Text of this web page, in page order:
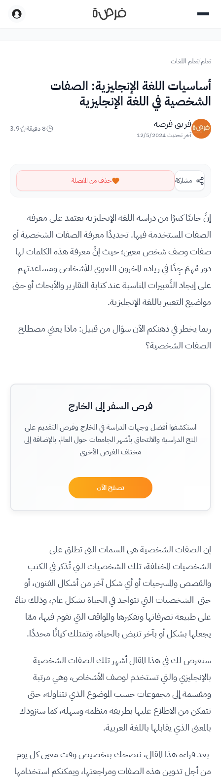
تعلم/تعلم اللغات
أساسيات اللغة الإنجليزية: الصفات
الشخصية في اللغة الإنجليزية
فريق فرصة
آخر تحديث12/5/2024
8 دقيقة 3.9
مشاركة حذف من المفضلة
إنَّ جانبًا كبيرًا من دراسة اللغة الإنجليزية يعتمد على معرفة
الصفات المستخدمة فيها. تحديدًا معرفة الصفات الشخصية أو
صفات وصف شخص معين؛ حيث إنَّ معرفة هذه الكلمات لها
دور مُهمّ جِدًا في زيادة المخزون اللغوي للأشخاص ومساعدتهم
على إيجاد التَّعبيرات المناسبة عند كتابة التقارير والأبحاث أو حتى
مواضيع التعبير باللغة الإنجليزية.
ربما يخطر في ذهنكم الآن سؤال من قبيل: ماذا يعني مصطلح
الصفات الشخصية؟
فرص السفر إلى الخارج
استكشفوا أفضل وجهات الدراسة في الخارج وفرص التقديم على
المنح الدراسية والالتحاق بأشهر الجامعات حول العالم، بالإضافة إلى
مختلف الفرص الأخرى
تصفح الآن
إن الصفات الشخصية هي السمات التي تطلق على
الشخصيات المختلفة، تلك الشخصيات التي تُذكر في الكتب
والقصص والمسرحيات أو أي شكل آخر من أشكال الفنون، أو
حتى الشخصيات التي تتواجد في الحياة بشكل عام، وذلك بناءً
على طبيعة تصرفاتها وتفكيرها والمواقف التي تقوم فيها، ممّا
يجعلها بشكل أو بآخر تنبض بالحياة، وتمتلك كيانًا محددًا.
سنعرض لك في هذا المقال أشهر تلك الصفات الشخصية
بالإنجليزي والتي تستخدم لوصف الأشخاص، وهي مرتبة
ومقسمة إلى مجموعات حسب الموضوع الذي تتناوله، حتى
تتمكن من الاطلاع عليها بطريقة منظمة وسهلة، كما سنزودك
بالمعنى الذي يقابلها باللغة العربية.
بعد قراءة هذا المقال، ننصحك بتخصيص وقت معين كل يوم
من أجل تدوين هذه الصفات ومراجعتها، ويمكنكم استخدامها